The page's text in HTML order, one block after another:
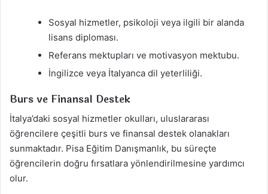
Sosyal hizmetler, psikoloji veya ilgili bir alanda
lisans diploması.
Referans mektupları ve motivasyon mektubu.
İngilizce veya İtalyanca dil yeterliliği.
Burs ve Finansal Destek
İtalya’daki sosyal hizmetler okulları, uluslararası
öğrencilere çeşitli burs ve finansal destek olanakları
sunmaktadır. Pisa Eğitim Danışmanlık, bu süreçte
öğrencilerin doğru fırsatlara yönlendirilmesine yardımcı
olur.